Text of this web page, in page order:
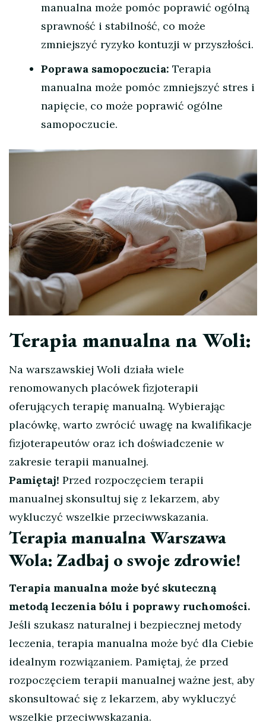
manualna może pomóc poprawić ogólną
sprawność i stabilność, co może
zmniejszyć ryzyko kontuzji w przyszłości.
Poprawa samopoczucia: Terapia
manualna może pomóc zmniejszyć stres i
napięcie, co może poprawić ogólne
samopoczucie.
Terapia manualna na Woli:
Na warszawskiej Woli działa wiele
renomowanych placówek fizjoterapii
oferujących terapię manualną. Wybierając
placówkę, warto zwrócić uwagę na kwalifikacje
fizjoterapeutów oraz ich doświadczenie w
zakresie terapii manualnej.
Pamiętaj! Przed rozpoczęciem terapii
manualnej skonsultuj się z lekarzem, aby
wykluczyć wszelkie przeciwwskazania.
Terapia manualna Warszawa
Wola: Zadbaj o swoje zdrowie!
Terapia manualna może być skuteczną
metodą leczenia bólu i poprawy ruchomości.
Jeśli szukasz naturalnej i bezpiecznej metody
leczenia, terapia manualna może być dla Ciebie
idealnym rozwiązaniem. Pamiętaj, że przed
rozpoczęciem terapii manualnej ważne jest, aby
skonsultować się z lekarzem, aby wykluczyć
wszelkie przeciwwskazania.